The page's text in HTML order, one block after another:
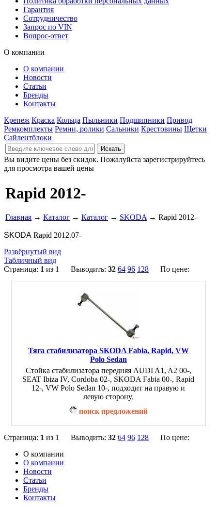
Гарантия
Сотрудничество
Запрос по VIN
Вопрос-ответ
О компании
О компании
Новости
Статьи
Бренды
Контакты
Крепеж Краска Кольца Пыльники Подшипники Привод
Ремкомплекты Ремни, ролики Сальники Крестовины Щетки
Сайлентблоки
Вы видите цены без скидок. Пожалуйста зарегистрируйтесь
для просмотра вашей цены
Rapid 2012-
Главная → Каталог → Каталог → SKODA → Rapid 2012-
SKODA Rapid 2012.07-
Развёрнутый вид
Табличный вид
Страница: 1 из 1 Выводить: 32 64 96 128 По цене:
Тяга стабилизатора SKODA Fabia, Rapid, VW
Polo Sedan
Стойка стабилизатора передняя AUDI A1, A2 00-,
SEAT Ibiza IV, Cordoba 02-, SKODA Fabia 00-, Rapid
12-, VW Polo Sedan 10-, подходит на правую и
левую сторону.
поиск предложений
Страница: 1 из 1 Выводить: 32 64 96 128
По цене:
О компании
О компании
Новости
Статьи
Бренды
Контакты